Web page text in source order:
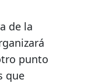
de la
punto
que